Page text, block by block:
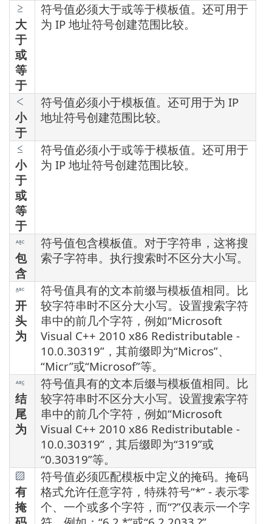
大
于
或
等
于
符号值必须大于或等于模板值。还可用于
为 IP 地址符号创建范围比较。
小
于
符号值必须小于模板值。还可用于为 IP
地址符号创建范围比较。
小
于
或
等
于
符号值必须小于或等于模板值。还可用于
为 IP 地址符号创建范围比较。
包
含
符号值包含模板值。对于字符串，这将搜
索子字符串。执行搜索时不区分大小写。
开
头
为
符号值具有的文本前缀与模板值相同。比
较字符串时不区分大小写。设置搜索字符
串中的前几个字符，例如“Microsoft
Visual C++ 2010 x86 Redistributable -
10.0.30319”，其前缀即为“Micros”、
“Micr”或“Microsof”等。
结
尾
为
符号值具有的文本后缀与模板值相同。比
较字符串时不区分大小写。设置搜索字符
串中的前几个字符，例如“Microsoft
Visual C++ 2010 x86 Redistributable -
10.0.30319”，其后缀即为“319”或
“0.30319”等。
有
掩
符号值必须匹配模板中定义的掩码。掩码
格式允许任意字符，特殊符号“*” - 表示零
个、一个或多个字符，而“?”仅表示一个字